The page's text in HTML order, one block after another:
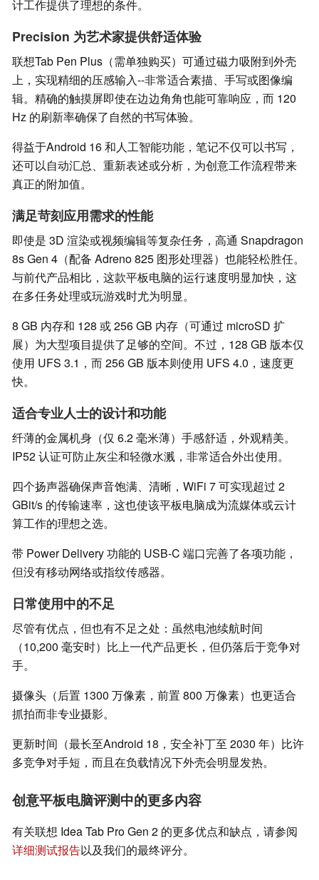
计工作提供了理想的条件。
Precision 为艺术家提供舒适体验
联想Tab Pen Plus（需单独购买）可通过磁力吸附到外壳
上，实现精细的压感输入--非常适合素描、手写或图像编
辑。精确的触摸屏即使在边边角角也能可靠响应，而 120
Hz 的刷新率确保了自然的书写体验。
得益于Android 16 和人工智能功能，笔记不仅可以书写，
还可以自动汇总、重新表述或分析，为创意工作流程带来
真正的附加值。
满足苛刻应用需求的性能
即使是 3D 渲染或视频编辑等复杂任务，高通 Snapdragon
8s Gen 4（配备 Adreno 825 图形处理器）也能轻松胜任。
与前代产品相比，这款平板电脑的运行速度明显加快，这
在多任务处理或玩游戏时尤为明显。
8 GB 内存和 128 或 256 GB 内存（可通过 microSD 扩
展）为大型项目提供了足够的空间。不过，128 GB 版本仅
使用 UFS 3.1，而 256 GB 版本则使用 UFS 4.0，速度更
快。
适合专业人士的设计和功能
纤薄的金属机身（仅 6.2 毫米薄）手感舒适，外观精美。
IP52 认证可防止灰尘和轻微水溅，非常适合外出使用。
四个扬声器确保声音饱满、清晰，WiFi 7 可实现超过 2
GBit/s 的传输速率，这也使该平板电脑成为流媒体或云计
算工作的理想之选。
带 Power Delivery 功能的 USB-C 端口完善了各项功能，
但没有移动网络或指纹传感器。
日常使用中的不足
尽管有优点，但也有不足之处：虽然电池续航时间
（10,200 毫安时）比上一代产品更长，但仍落后于竞争对
手。
摄像头（后置 1300 万像素，前置 800 万像素）也更适合
抓拍而非专业摄影。
更新时间（最长至Android 18，安全补丁至 2030 年）比许
多竞争对手短，而且在负载情况下外壳会明显发热。
创意平板电脑评测中的更多内容
有关联想 Idea Tab Pro Gen 2 的更多优点和缺点，请参阅
详细测试报告以及我们的最终评分。